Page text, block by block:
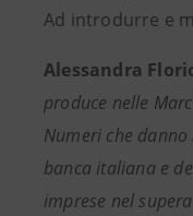
Ad introdurre e
Alessandra
produce nelle
Numeri che
banca italiana e
imprese nel